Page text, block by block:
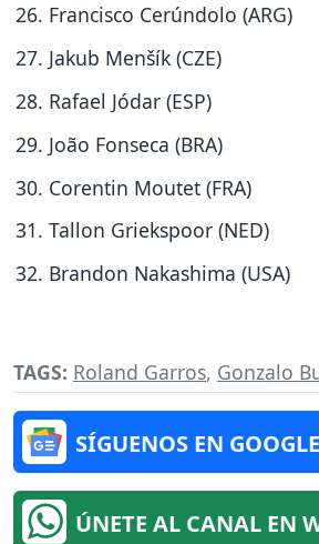
Francisco Cerúndolo (ARG)
Jakub Menšík (CZE)
Rafael Jódar (ESP)
João Fonseca (BRA)
Corentin Moutet (FRA)
Tallon Griekspoor (NED)
Brandon Nakashima (USA)
TAGS: Roland Garros, Gonzalo
SÍGUENOS EN
ÚNETE AL CANAL EN